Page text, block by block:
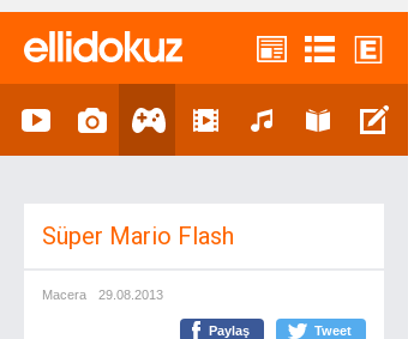
Süper Mario Flash
Macera 29.08.2013
Paylaş Tweet